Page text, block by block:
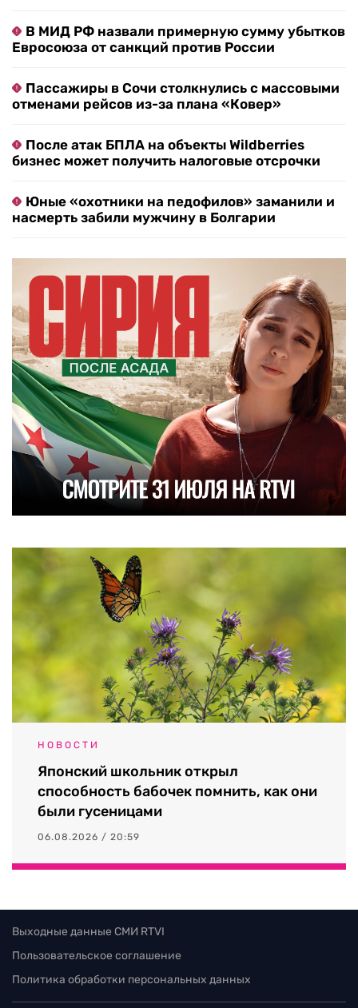
В МИД РФ назвали примерную сумму убытков
Евросоюза от санкций против России
Пассажиры в Сочи столкнулись с массовыми
отменами рейсов из-за плана «Ковер»
После атак БПЛА на объекты Wildberries
бизнес может получить налоговые отсрочки
Юные «охотники на педофилов» заманили и
насмерть забили мужчину в Болгарии
НОВОСТИ
Японский школьник открыл
способность бабочек помнить, как они
были гусеницами
06.08.2026 / 20:59
Выходные данные СМИ RTVI
Пользовательское соглашение
Политика обработки персональных данных